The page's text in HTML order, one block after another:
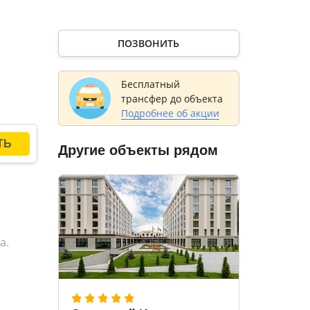
–
ПОЗВОНИТЬ
Бесплатный
трансфер до объекта
Подробнее об акции
Другие объекты рядом